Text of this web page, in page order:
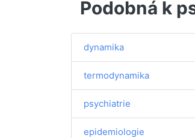
Podobná k
dynamika
termodynamika
psychiatrie
epidemiologie